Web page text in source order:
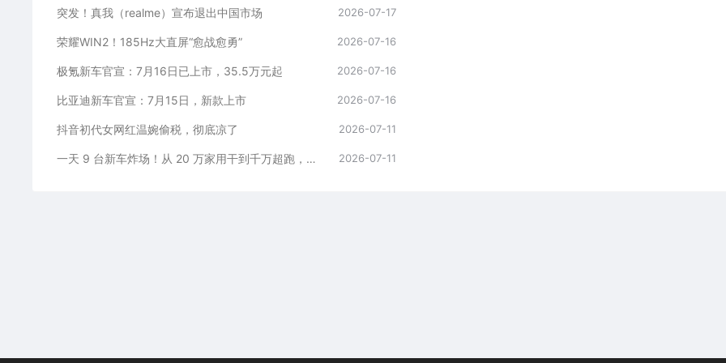
突发！真我（realme）宣布退出中国市场 2026-07-17
荣耀WIN2！185Hz大直屏“愈战愈勇” 2026-07-16
极氪新车官宣：7月16日已上市，35.5万元起 2026-07-16
比亚迪新车官宣：7月15日，新款上市 2026-07-16
抖音初代女网红温婉偷税，彻底凉了 2026-07-11
一天 9 台新车炸场！从 20 万家用干到千万超跑，全价位全覆盖 2026-07-11